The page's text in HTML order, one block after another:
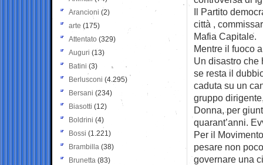
Il Partito
città ,
Mafia Capitale.
Mentre il fuoco
Un disastro che
se resta il
caduta su un
gruppo
Donna, per
quarant’anni.
Per il
pesare non
governare una
Arancioni (2)
arte (175)
Attentato (329)
Auguri (13)
Batini (3)
Berlusconi (4.295)
Bersani (234)
Biasotti (12)
Boldrini (4)
Bossi (1.221)
Brambilla (38)
Brunetta (83)